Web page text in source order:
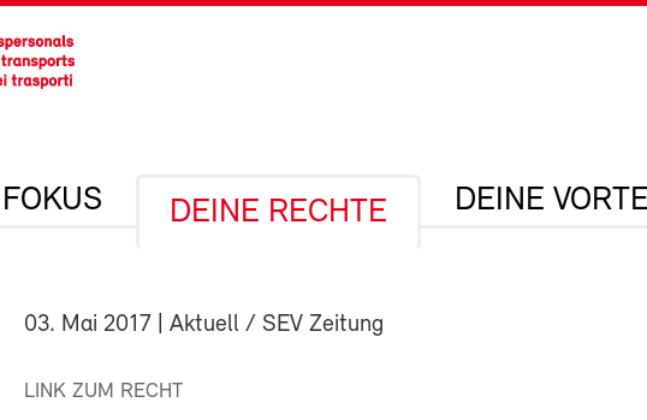
DEINE RECHTE DEINE
03. Mai 2017 | Aktuell / SEV Zeitung
LINK ZUM RECHT